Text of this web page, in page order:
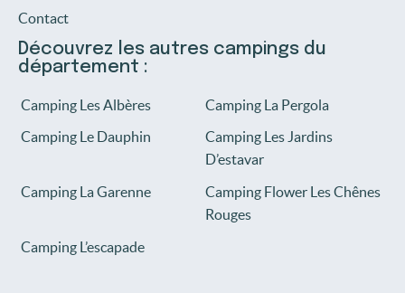
Contact
Découvrez les autres campings du
département :
Camping Les Albères
Camping La Pergola
Camping Le Dauphin
Camping Les Jardins
D’estavar
Camping La Garenne
Camping Flower Les Chênes
Rouges
Camping L’escapade